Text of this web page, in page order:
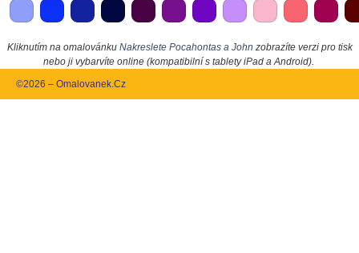
Kliknutím na omalovánku Nakreslete Pocahontas a John zobrazíte verzi pro tisk
nebo ji vybarvíte online (kompatibilní s tablety iPad a Android).
©2026 – Omalovanek.Cz